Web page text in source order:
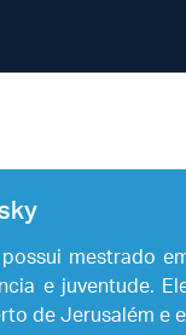
mestrado
e juventude.
de Jerusalém e